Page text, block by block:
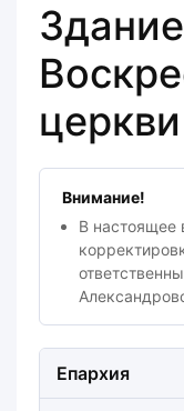
церкви
Внимание!
В настоящее
Епархия